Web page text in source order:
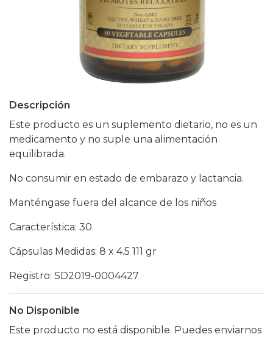
Descripción
Este producto es un suplemento dietario, no es un
medicamento y no suple una alimentación
equilibrada.
No consumir en estado de embarazo y lactancia.
Manténgase fuera del alcance de los niños
Característica: 30
Cápsulas Medidas: 8 x 4.5 111 gr
Registro: SD2019-0004427
No Disponible
Este producto no está disponible. Puedes enviarnos